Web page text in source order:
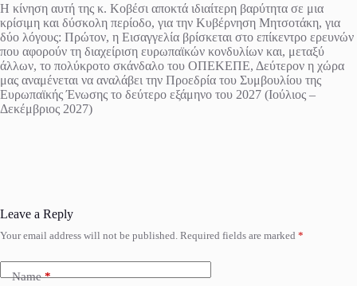
Η κίνηση αυτή της κ. Κοβέσι αποκτά ιδιαίτερη βαρύτητα σε μια
κρίσιμη και δύσκολη περίοδο, για την Κυβέρνηση Μητσοτάκη, για
δύο λόγους: Πρώτον, η Εισαγγελία βρίσκεται στο επίκεντρο ερευνών
που αφορούν τη διαχείριση ευρωπαϊκών κονδυλίων και, μεταξύ
άλλων, το πολύκροτο σκάνδαλο του ΟΠΕΚΕΠΕ, Δεύτερον η χώρα
μας αναμένεται να αναλάβει την Προεδρία του Συμβουλίου της
Ευρωπαϊκής Ένωσης το δεύτερο εξάμηνο του 2027 (Ιούλιος –
Δεκέμβριος 2027)
Leave a Reply
Your email address will not be published. Required fields are marked *
Name*